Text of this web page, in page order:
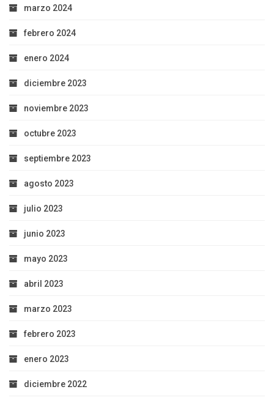
marzo 2024
febrero 2024
enero 2024
diciembre 2023
noviembre 2023
octubre 2023
septiembre 2023
agosto 2023
julio 2023
junio 2023
mayo 2023
abril 2023
marzo 2023
febrero 2023
enero 2023
diciembre 2022